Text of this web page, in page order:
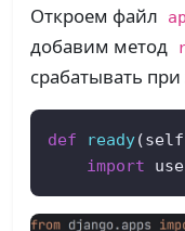
Откроем файл
добавим метод
срабатывать
def ready(self
import